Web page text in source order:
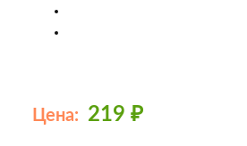
Цена: 219 ₽